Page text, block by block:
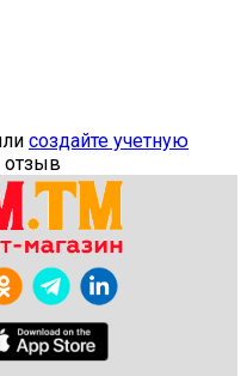
создайте учетную
отзыв